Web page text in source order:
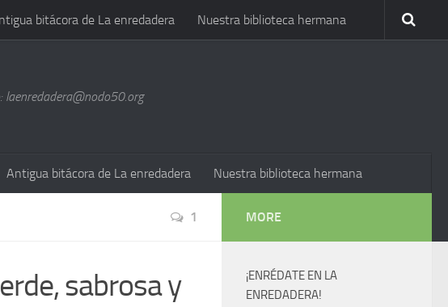
bitácora de La enredadera Nuestra biblioteca hermana
laenredadera@nodo50.org
Antigua bitácora de La enredadera Nuestra biblioteca hermana
1
sabrosa y
MORE
¡ENRÉDATE EN LA
ENREDADERA!